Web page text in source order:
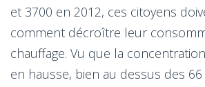
et 3700 en 2012, ces citoyens
comment décroître leur
chauffage. Vu que la
en hausse, bien au dessus des